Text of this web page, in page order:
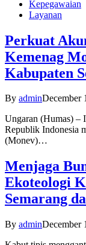
Kepegawaian
Layanan
Perkuat
Kemenag
Kabupaten
By adminDecember
Ungaran (Humas) –
Republik Indonesia
(Monev)…
Menjaga
Ekoteologi
Semarang
By adminDecember